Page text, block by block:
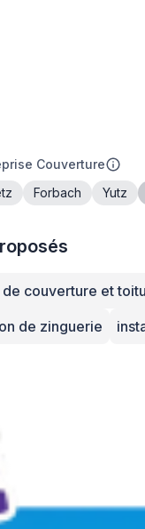
Couverture
Forbach Yutz
couverture et
de zinguerie